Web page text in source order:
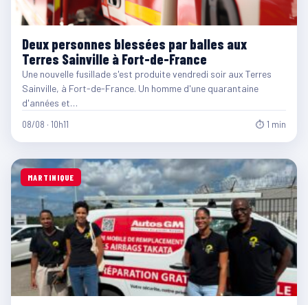
Deux personnes blessées par balles aux
Terres Sainville à Fort-de-France
Une nouvelle fusillade s'est produite vendredi soir aux Terres
Sainville, à Fort-de-France. Un homme d'une quarantaine
d'années et…
08/08 · 10h11 ⏱ 1 min
MARTINIQUE